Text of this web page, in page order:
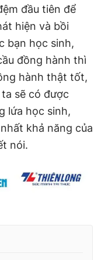
đầu tiên để
hiện và bồi
bạn học sinh,
đồng hành thì
hành thật tốt,
sẽ có được
lứa học sinh,
khả năng của
nói.